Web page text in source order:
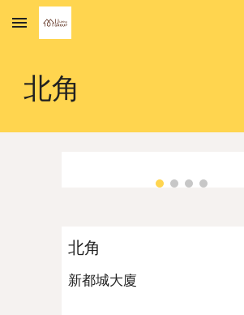
Skip to main content
北角
北角
新都城大廈